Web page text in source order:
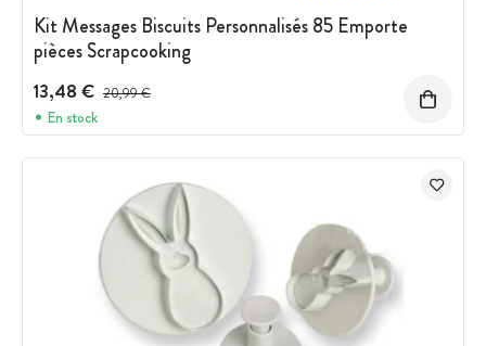
Kit Messages Biscuits Personnalisés 85 Emporte
pièces Scrapcooking
13,48 € Prix avant réduction :
20,99 €
En stock